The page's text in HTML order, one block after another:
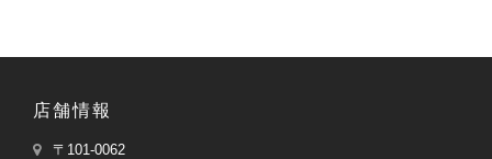
店舗情報
〒101-0062